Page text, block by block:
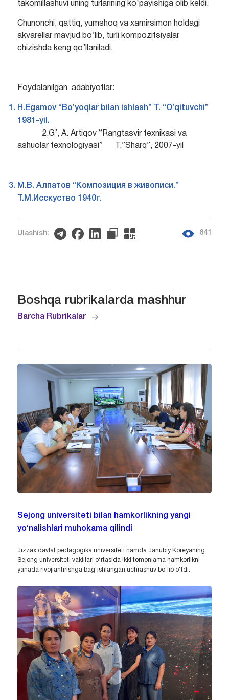
takomillashuvi uning turlarining ko‘payishiga olib keldi.
Chunonchi, qattiq, yumshoq va xamirsimon holdagi
akvarellar mavjud bo’lib, turli kompozitsiyalar
chizishda keng qo’llaniladi.
Foydalanilgan adabiyotlar:
H.Egamov “Bo’yoqlar bilan ishlash” T. “O’qituvchi”
1981-yil.
2.G’, A. Artiqov “Rangtasvir texnikasi va
ashuolar texnologiyasi” T.”Sharq”, 2007-yil
M.B. Алпатов “Композиция в живописи.”
Т.М.Исскуство 1940г.
Ulashish: 641
Boshqa rubrikalarda mashhur
Barcha Rubrikalar
Sejong universiteti bilan hamkorlikning yangi
yo‘nalishlari muhokama qilindi
Jizzax davlat pedagogika universiteti hamda Janubiy Koreyaning
Sejong universiteti vakillari o‘rtasida ikki tomonlama hamkorlikni
yanada rivojlantirishga bag‘ishlangan uchrashuv bo‘lib o‘tdi.